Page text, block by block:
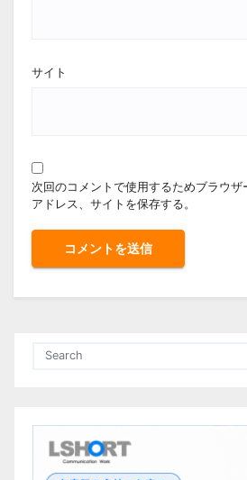
サイト
次回のコメントで使用するためブラウ
アドレス、サイトを保存する。